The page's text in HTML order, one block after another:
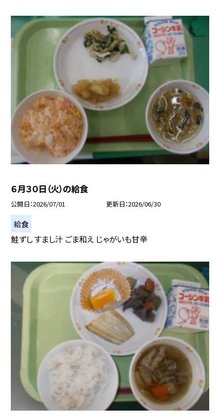
６月３０日（火）の給食
公開日 2026/07/01 更新日 2026/06/30
給食
鮭ずし すまし汁 ごま和え じゃがいも甘辛